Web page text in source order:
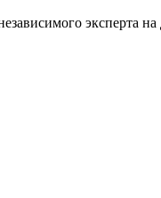
эксперта